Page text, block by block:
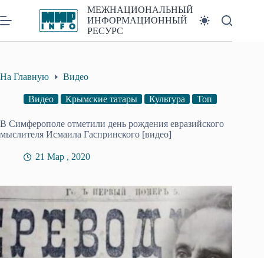
к
сути
МЕЖНАЦИОНАЛЬНЫЙ
ИНФОРМАЦИОННЫЙ
РЕСУРС
На Главную Видео
Видео Крымские татары Культура Топ
В Симферополе отметили день рождения евразийского
мыслителя Исмаила Гаспринского [видео]
21 Мар , 2020